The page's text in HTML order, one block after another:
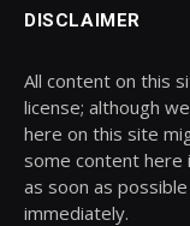
DISCLAIMER
All content on this
license; although
here on this site
some content here
as soon as
immediately.